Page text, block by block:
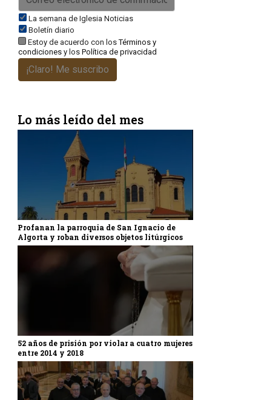
La semana de Iglesia Noticias
Boletín diario
Estoy de acuerdo con losTérminos y
condiciones y los Política de privacidad
¡Claro! Me suscribo
Lo más leído del mes
Profanan la parroquia de San Ignacio de
Algorta y roban diversos objetos litúrgicos
52 años de prisión por violar a cuatro mujeres
entre 2014 y 2018